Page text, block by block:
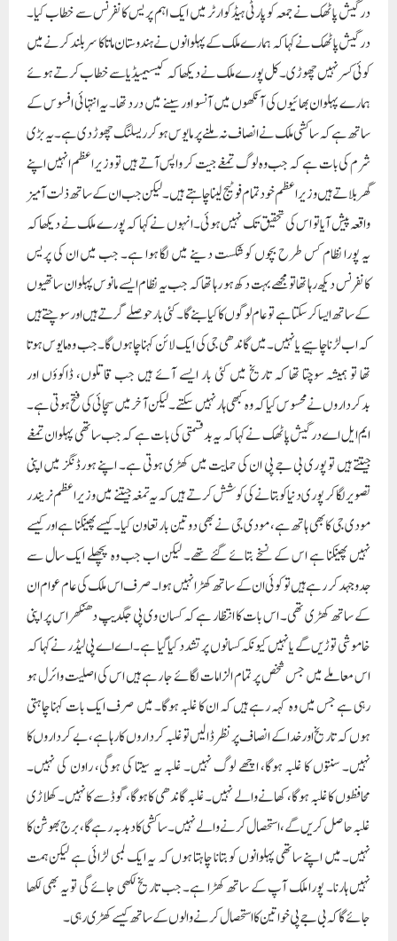
درگیش پاٹھک نے جمعہ کو پارٹی ہیڈکوارٹر میں ایک اہم پریس کانفرنس سے خطاب کیا۔
درگیش پاٹھک نے کہا کہ ہمارے ملک کے پہلوانوں نے ہندوستان ماتا کا سر بلند کرنے میں
کوئی کسر نہیں چھوڑی۔ کل پورے ملک نے دیکھا کہ کیسیمیڈیا سے خطاب کرتے ہوئے
ہمارے پہلوان بھائیوں کی آنکھوں میں آنسو اور سینے میں درد تھا۔ یہ انتہائی افسوس کے
ساتھ ہے کہ ساکشی ملک نے انصاف نہ ملنے پر مایوس ہو کر ریسلنگ چھوڑ دی ہے۔ یہ بڑی
شرم کی بات ہے کہ جب وہ لوگ تمغے جیت کر واپس آتے ہیں تو وزیراعظم انہیں اپنے
گھر بلاتے ہیں وزیراعظم خود تمام فوٹیج لینا چاہتے ہیں۔ لیکن جب ان کے ساتھ ذلت آمیز
واقعہ پیش آیا تو اس کی تحقیق تک نہیں ہوئی۔انہوں نے کہا کہ پورے ملک نے دیکھا کہ
یہ پورا نظام کس طرح بچوں کو شکست دینے میں لگا ہوا ہے۔ جب میں ان کی پریس
کانفرنس دیکھ رہا تھا تو مجھے بہت دکھ ہو رہا تھا کہ جب یہ نظام ایسے مانوس پہلوان ساتھیوں
کے ساتھ ایسا کر سکتا ہے تو عام لوگوں کا کیا بنے گا۔ کئی بار حوصلے گرتے ہیں اور سوچتے ہیں
کہ اب لڑنا چاہیے یا نہیں۔ میں گاندھی جی کی ایک لائن کہنا چاہوں گا۔ جب وہ مایوس ہوتا
تھا تو ہمیشہ سوچتا تھا کہ تاریخ میں کئی بار ایسے آئے ہیں جب قاتلوں، ڈاکوؤں اور
بدکرداروں نے محسوس کیا کہ وہ کبھی ہار نہیں سکتے۔ لیکن آخر میں سچائی کی فتح ہوتی ہے۔
ایم ایل اے درگیش پاٹھک نے کہا کہ یہ بدقسمتی کی بات ہے کہ جب ساتھی پہلوان تمغے
جیتتے ہیں تو پوری بی جے پی ان کی حمایت میں کھڑی ہوتی ہے۔ اپنے ہورڈنگز میں اپنی
تصویر لگا کر پوری دنیا کو بتانے کی کوشش کرتے ہیں کہ یہ تمغہ جیتنے میں وزیر اعظم نریندر
مودی جی کا بھی ہاتھ ہے، مودی جی نے بھی دو تین بار تعاون کیا۔کیسے پھینکنا ہے اور کیسے
نہیں پھینکنا ہے اس کے نسخے بتائے گئے تھے۔ لیکن اب جب وہ پچھلے ایک سال سے
جدوجہد کر رہے ہیں تو کوئی ان کے ساتھ کھڑا نہیں ہوا۔ صرف اس ملک کی عام عوام ان
کے ساتھ کھڑی تھی۔ اس بات کا انتظار ہے کہ کسان وی پی جگدیپ دھنکھر اس پر اپنی
خاموشی توڑیں گے یا نہیں کیونکہ کسانوں پر تشدد کیا گیا ہے۔اے اے پی لیڈر نے کہا کہ
اس معاملے میں جس شخص پر تمام الزامات لگائے جا رہے ہیں اس کی اصلیت وائرل ہو
رہی ہے جس میں وہ کہہ رہے ہیں کہ ان کا غلبہ ہوگا۔ میں صرف ایک بات کہنا چاہتی
ہوں کہ تاریخ اور خدا کے انصاف پر نظر ڈالیں تو غلبہ کرداروں کا رہا ہے، بے کرداروں کا
نہیں۔ سنتوں کا غلبہ ہوگا، اچھے لوگ نہیں۔ غلبہ یہ سیتا کی ہوگی، راون کی نہیں۔
محافظوں کا غلبہ ہوگا، کھانے والے نہیں۔ غلبہ گاندھی کا ہوگا، گوڈسے کا نہیں۔ کھلاڑی
غلبہ حاصل کریں گے،استحصال کرنے والے نہیں۔ ساکشی کا دبدبہ رہے گا، برج بھوشن کا
نہیں۔ میں اپنے ساتھی پہلوانوں کو بتانا چاہتا ہوں کہ یہ ایک لمبی لڑائی ہے لیکن ہمت
نہیں ہارنا۔ پورا ملک آپ کے ساتھ کھڑا ہے۔ جب تاریخ لکھی جائے گی تو یہ بھی لکھا
جائے گا کہ بی جے پی خواتین کا استحصال کرنے والوں کے ساتھ کیسے کھڑی رہی ۔